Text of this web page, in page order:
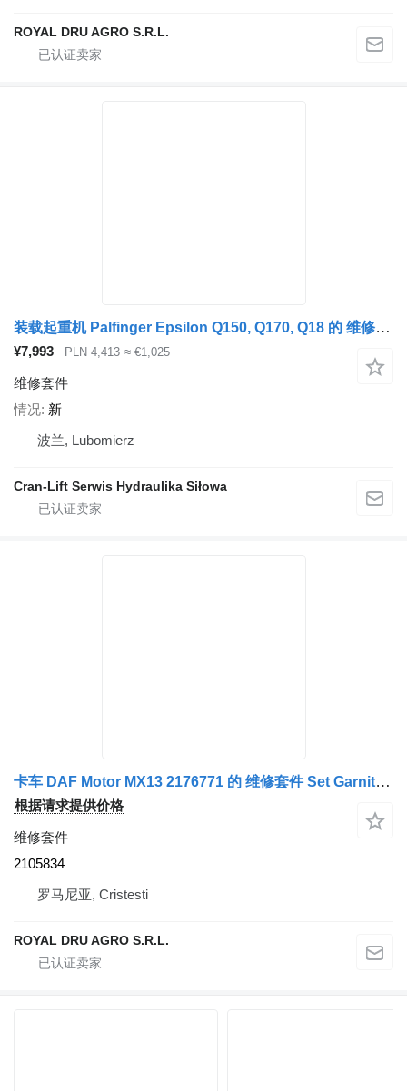
ROYAL DRU AGRO S.R.L.
装载起重机 Palfinger Epsilon Q150, Q170, Q18 的 维修套件 Zestaw serwisowy kolumny słupa
¥7,993 PLN 4,413 ≈ €1,025
维修套件
情况 新
波兰, Lubomierz
Cran-Lift Serwis Hydraulika Siłowa
卡车 DAF Motor MX13 2176771 的 维修套件 Set Garnituri Chiuloasă 2105834
根据请求提供价格
维修套件
2105834
罗马尼亚, Cristesti
ROYAL DRU AGRO S.R.L.